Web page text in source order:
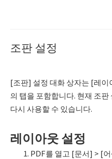
조판 설정
[조판] 설정 대화 상자는 [레
의 탭을 포함합니다. 현재 조
다시 사용할 수 있습니다.
레이아웃 설정
PDF를 열고 [문서] > [